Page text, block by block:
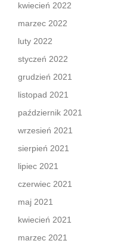
kwiecień 2022
marzec 2022
luty 2022
styczeń 2022
grudzień 2021
listopad 2021
październik 2021
wrzesień 2021
sierpień 2021
lipiec 2021
czerwiec 2021
maj 2021
kwiecień 2021
marzec 2021